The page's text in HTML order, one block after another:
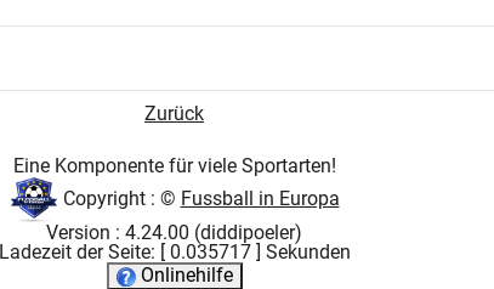
Zurück
Eine Komponente für viele Sportarten!
Copyright : © Fussball in Europa
Version : 4.24.00 (diddipoeler)
Ladezeit der Seite: [ 0.035717 ] Sekunden
Onlinehilfe